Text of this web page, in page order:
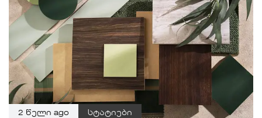
2 წელი ago სტატიები